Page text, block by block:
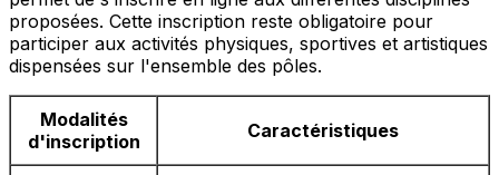
proposées. Cette inscription reste obligatoire pour
participer aux activités physiques, sportives et artistiques
dispensées sur l'ensemble des pôles.
Modalités
d'inscription
Caractéristiques